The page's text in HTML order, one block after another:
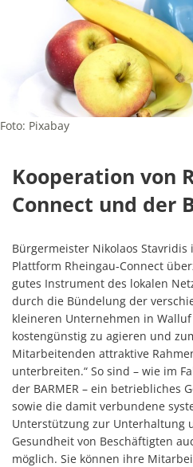
Foto: Pixabay
Kooperation von
Connect und der
Bürgermeister Nikolaos
Plattform Rheingau-Connect
gutes Instrument des lokalen
durch die Bündelung der
kleineren Unternehmen in
kostengünstig zu agieren und
Mitarbeitenden attraktive
unterbreiten.“ So sind – wie im
der BARMER – ein betriebliches
sowie die damit verbundene
Unterstützung zur Unterhaltung
Gesundheit von Beschäftigten
möglich. Sie können ihre